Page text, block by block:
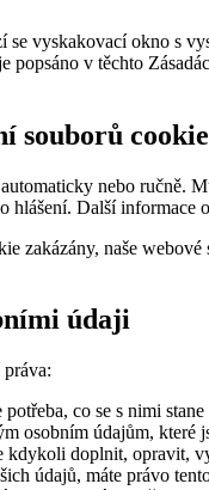
se vyskakovací okno s
v těchto
souborů cookie
nebo ručně.
Další informace
zakázány, naše
údaji
co se s nimi
osobním údajům, které
kdykoli doplnit, opravit,
údajů, máte právo